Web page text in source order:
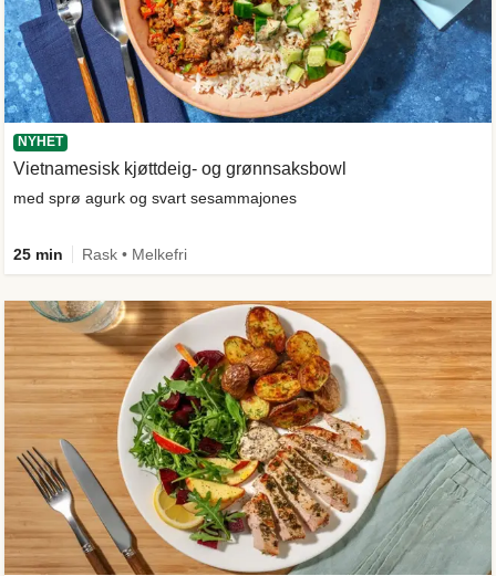
NYHET
Vietnamesisk kjøttdeig- og grønnsaksbowl
med sprø agurk og svart sesammajones
25 min Rask • Melkefri